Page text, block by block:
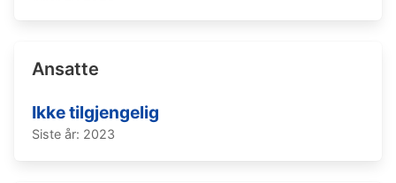
Ansatte
Ikke tilgjengelig
Siste år: 2023